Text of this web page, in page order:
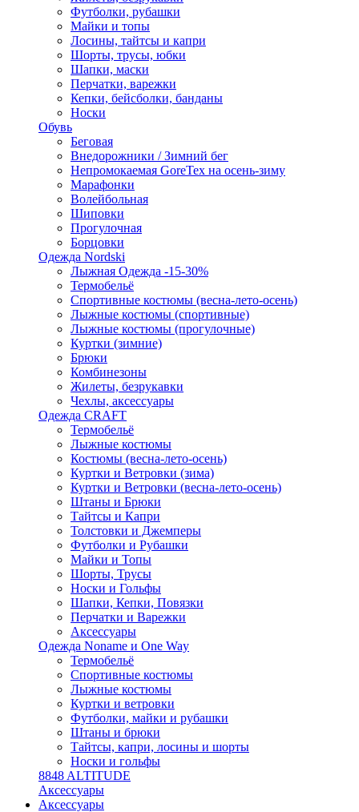
Футболки, рубашки
Майки и топы
Лосины, тайтсы и капри
Шорты, трусы, юбки
Шапки, маски
Перчатки, варежки
Кепки, бейсболки, банданы
Носки
Обувь
Беговая
Внедорожники / Зимний бег
Непромокаемая GoreTex на осень-зиму
Марафонки
Волейбольная
Шиповки
Прогулочная
Борцовки
Одежда Nordski
Лыжная Одежда -15-30%
Термобельё
Спортивные костюмы (весна-лето-осень)
Лыжные костюмы (спортивные)
Лыжные костюмы (прогулочные)
Куртки (зимние)
Брюки
Комбинезоны
Жилеты, безрукавки
Чехлы, аксессуары
Одежда CRAFT
Термобельё
Лыжные костюмы
Костюмы (весна-лето-осень)
Куртки и Ветровки (зима)
Куртки и Ветровки (весна-лето-осень)
Штаны и Брюки
Тайтсы и Капри
Толстовки и Джемперы
Футболки и Рубашки
Майки и Топы
Шорты, Трусы
Носки и Гольфы
Шапки, Кепки, Повязки
Перчатки и Варежки
Аксессуары
Одежда Noname и One Way
Термобельё
Спортивные костюмы
Лыжные костюмы
Куртки и ветровки
Футболки, майки и рубашки
Штаны и брюки
Тайтсы, капри, лосины и шорты
Носки и гольфы
8848 ALTITUDE
Аксессуары
Аксессуары